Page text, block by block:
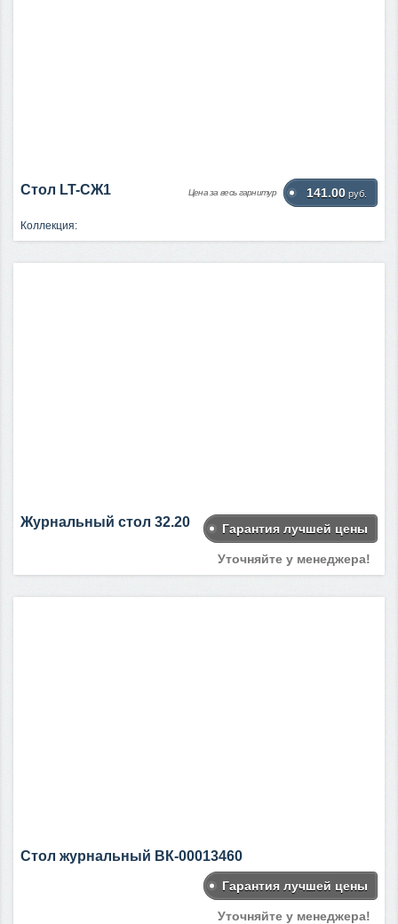
Стол LT-СЖ1 Цена за весь гарнитур 141.00 руб.
Коллекция:
Журнальный стол 32.20 Гарантия лучшей цены
Уточняйте у менеджера!
Стол журнальный ВК-00013460
Гарантия лучшей цены
Уточняйте у менеджера!